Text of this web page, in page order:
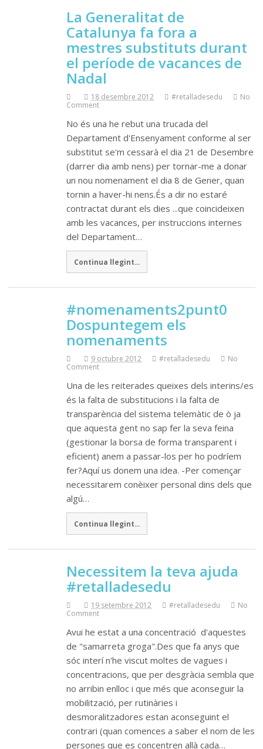
La Generalitat de
Catalunya fa fora a
mestres substituts durant
el període de vacances de
Nadal
18 desembre 2012 #retalladesedu
No
Comment
No és una he rebut una trucada del
Departament d'Ensenyament conforme al ser
substitut se'm cessarà el dia 21 de Desembre
(darrer dia amb nens) per tornar-me a donar
un nou nomenament el dia 8 de Gener, quan
tornin a haver-hi nens.És a dir no estaré
contractat durant els dies ...que coincideixen
amb les vacances, per instruccions internes
del Departament…
Continua llegint...
#nomenaments2punt0
Dospuntegem els
nomenaments
9 octubre 2012 #retalladesedu
No
Comment
Una de les reiterades queixes dels interins/es
és la falta de substitucions i la falta de
transparència del sistema telemàtic de ò ja
que aquesta gent no sap fer la seva feina
(gestionar la borsa de forma transparent i
eficient) anem a passar-los per ho podríem
fer?Aquí us donem una idea. -Per començar
necessitarem conèixer personal dins dels que
algú…
Continua llegint...
Necessitem la teva ajuda
#retalladesedu
19 setembre 2012 #retalladesedu
No
Comment
Avui he estat a una concentració d'aquestes
de "samarreta groga".Des que fa anys que
sóc interí n'he viscut moltes de vagues i
concentracions, que per desgràcia sembla que
no arribin enlloc i que més que aconseguir la
mobilització, per rutinàries i
desmoralitzadores estan aconseguint el
contrari (quan comences a saber el nom de les
persones que es concentren allà cada…